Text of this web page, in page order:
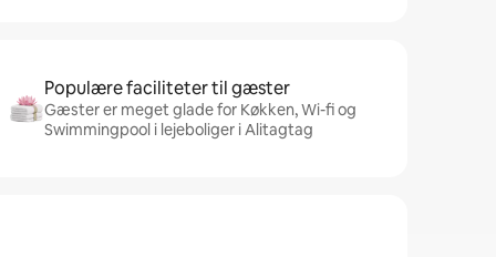
Populære faciliteter til gæster
Gæster er meget glade for Køkken, Wi-fi og
Swimmingpool i lejeboliger i Alitagtag